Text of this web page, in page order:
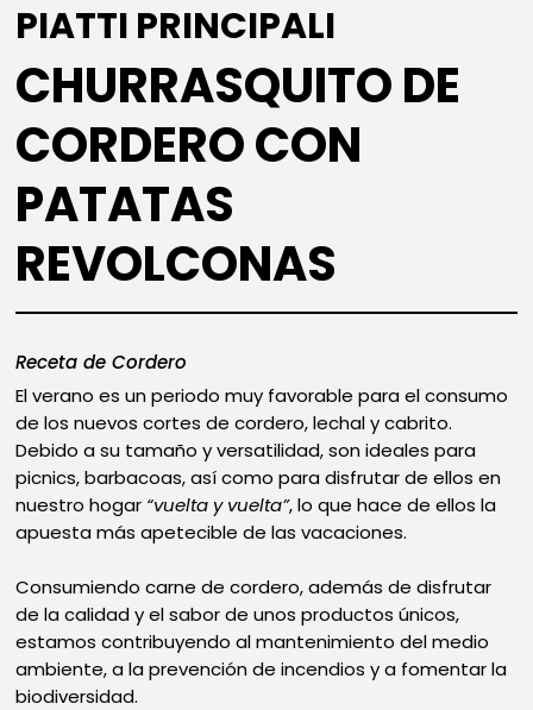
PIATTI PRINCIPALI
CHURRASQUITO DE
CORDERO CON
PATATAS
REVOLCONAS
Receta de Cordero
El verano es un periodo muy favorable para el consumo
de los nuevos cortes de cordero, lechal y cabrito.
Debido a su tamaño y versatilidad, son ideales para
picnics, barbacoas, así como para disfrutar de ellos en
nuestro hogar “vuelta y vuelta”, lo que hace de ellos la
apuesta más apetecible de las vacaciones.
Consumiendo carne de cordero, además de disfrutar
de la calidad y el sabor de unos productos únicos,
estamos contribuyendo al mantenimiento del medio
ambiente, a la prevención de incendios y a fomentar la
biodiversidad.